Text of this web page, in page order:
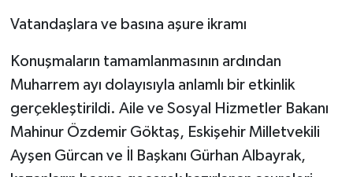
Vatandaşlara ve basına aşure ikramı
Konuşmaların tamamlanmasının ardından
Muharrem ayı dolayısıyla anlamlı bir etkinlik
gerçekleştirildi. Aile ve Sosyal Hizmetler Bakanı
Mahinur Özdemir Göktaş, Eskişehir Milletvekili
Ayşen Gürcan ve İl Başkanı Gürhan Albayrak,